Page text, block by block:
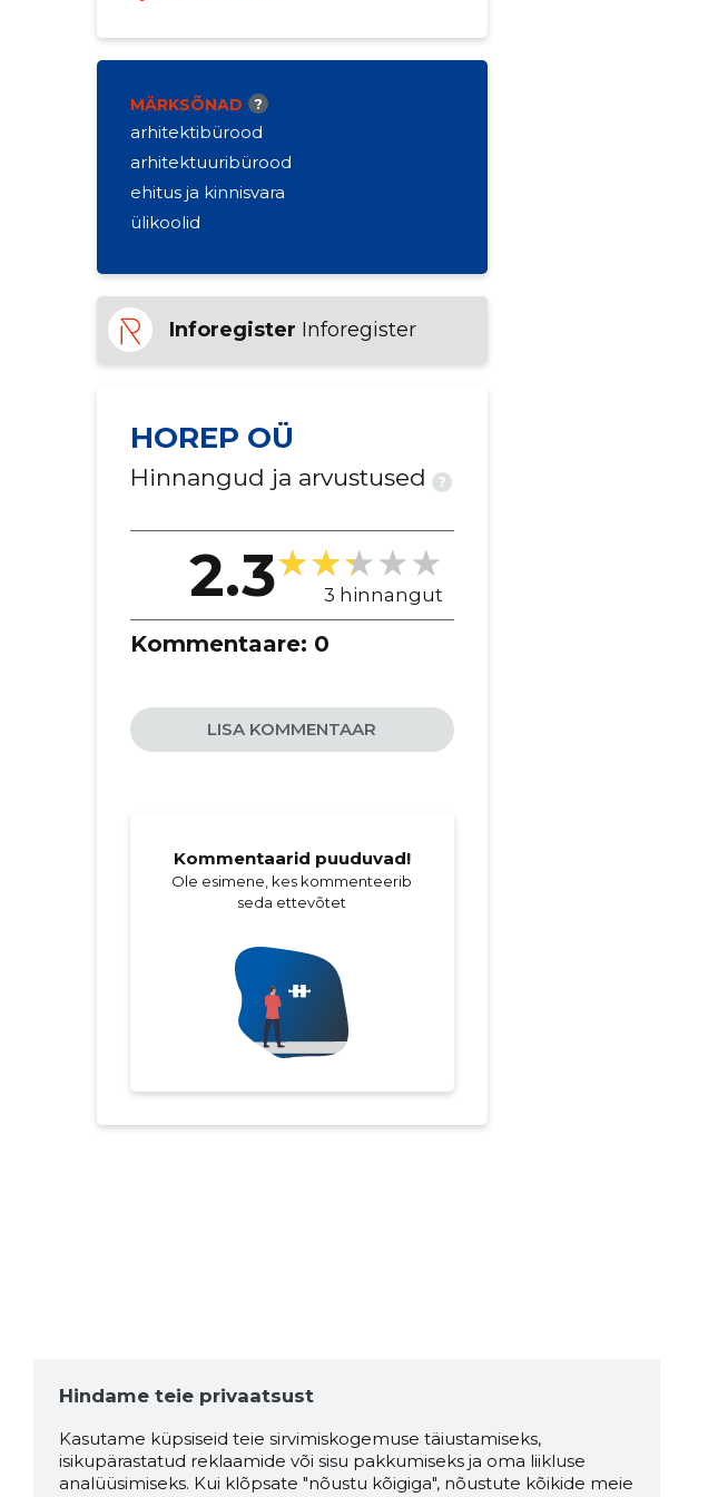
MÄRKSÕNAD ?
arhitektibürood
arhitektuuribürood
ehitus ja kinnisvara
ülikoolid
Inforegister Inforegister
HOREP OÜ
Hinnangud ja arvustused ?
2.3 3 hinnangut
Kommentaare: 0
LISA KOMMENTAAR
Kommentaarid puuduvad!
Ole esimene, kes kommenteerib
seda ettevõtet
Hindame teie privaatsust
Kasutame küpsiseid teie sirvimiskogemuse täiustamiseks,
isikupärastatud reklaamide või sisu pakkumiseks ja oma liikluse
analüüsimiseks. Kui klõpsate "nõustu kõigiga", nõustute kõikide meie